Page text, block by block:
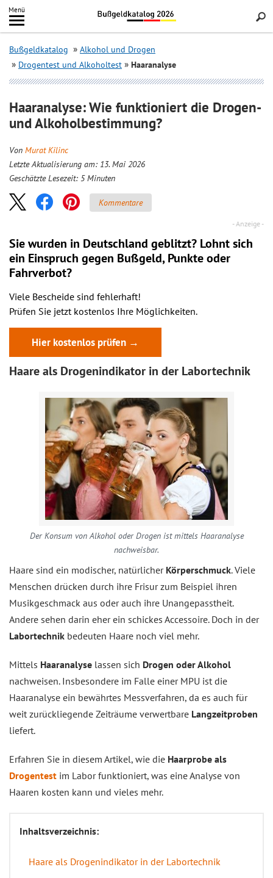
Inhalt
springen
Menü
Search
Bußgeldkatalog
Alkohol und Drogen
Drogentest und Alkoholtest
Haaranalyse
Haaranalyse: Wie funktioniert die Drogen-
und Alkoholbestimmung?
Von Murat Kilinc
Letzte Aktualisierung am: 13. Mai 2026
Geschätzte Lesezeit: 5 Minuten
Kommentare
Sie wurden in Deutschland geblitzt? Lohnt sich
ein Einspruch gegen Bußgeld, Punkte oder
Fahrverbot?
Viele Bescheide sind fehlerhaft!
Prüfen Sie jetzt kostenlos Ihre Möglichkeiten.
Hier kostenlos prüfen →
Haare als Drogenindikator in der Labortechnik
Der Konsum von Alkohol oder Drogen ist mittels Haaranalyse
nachweisbar.
Haare sind ein modischer, natürlicher Körperschmuck. Viele
Menschen drücken durch ihre Frisur zum Beispiel ihren
Musikgeschmack aus oder auch ihre Unangepasstheit.
Andere sehen darin eher ein schickes Accessoire. Doch in der
Labortechnik bedeuten Haare noch viel mehr.
Mittels Haaranalyse lassen sich Drogen oder Alkohol
nachweisen. Insbesondere im Falle einer MPU ist die
Haaranalyse ein bewährtes Messverfahren, da es auch für
weit zurückliegende Zeiträume verwertbare Langzeitproben
liefert.
Erfahren Sie in diesem Artikel, wie die Haarprobe als
Drogentest im Labor funktioniert, was eine Analyse von
Haaren kosten kann und vieles mehr.
Inhaltsverzeichnis:
Haare als Drogenindikator in der Labortechnik